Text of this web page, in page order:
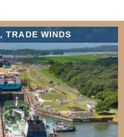
,TRADE WINDS